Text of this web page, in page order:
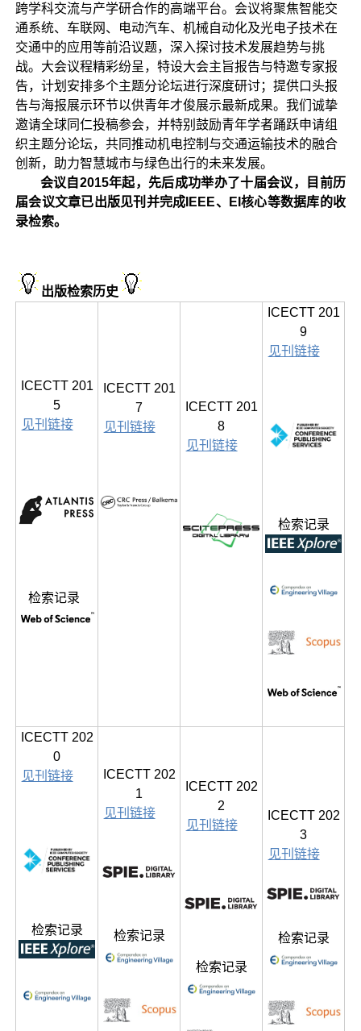
跨学科交流与产学研合作的高端平台。会议将聚焦智能交
通系统、车联网、电动汽车、机械自动化及光电子技术在
交通中的应用等前沿议题，深入探讨技术发展趋势与挑
战。大会议程精彩纷呈，特设大会主旨报告与特邀专家报
告，计划安排多个主题分论坛进行深度研讨；提供口头报
告与海报展示环节以供青年才俊展示最新成果。我们诚挚
邀请全球同仁投稿参会，并特别鼓励青年学者踊跃申请组
织主题分论坛，共同推动机电控制与交通运输技术的融合
创新，助力智慧城市与绿色出行的未来发展。
会议自2015年起，先后成功举办了十届会议，目前历
届会议文章已出版见刊并完成IEEE、EI核心等数据库的收
录检索。
出版检索历史
ICECTT 201
5
见刊链接
检索记录
ICECTT 201
7
见刊链接
ICECTT 201
8
见刊链接
ICECTT 201
9
见刊链接
检索记录
ICECTT 202
0
见刊链接
检索记录
ICECTT 202
1
见刊链接
检索记录
ICECTT 202
2
见刊链接
检索记录
ICECTT 202
3
见刊链接
检索记录